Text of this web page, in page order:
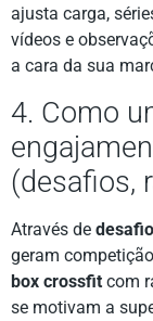
ajusta carga,
vídeos e
a cara da sua
4. Como
(desafios,
Através de
geram
box crossfit com
se motivam a